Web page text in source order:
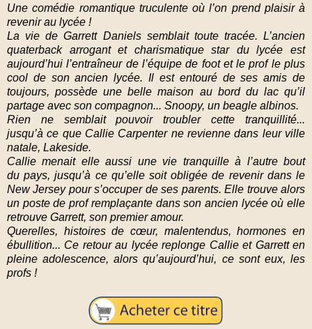
Une comédie romantique truculente où l’on prend plaisir à
revenir au lycée !
La vie de Garrett Daniels semblait toute tracée. L’ancien
quaterback arrogant et charismatique star du lycée est
aujourd’huil’entraîneur de l’équipe de foot et le prof le plus
cool de sonancien lycée. Il est entouré de ses amis de
toujours, possèdeune belle maison au bord du lac qu’il
partage avec son compagnon... Snoopy, un beagle albinos.
Rien ne semblait pouvoir troubler cette tranquillité...
jusqu’àce que Callie Carpenter ne revienne dans leur ville
natale, Lakeside.
Callie menait elle aussi une vie tranquille à l’autre bout
dupays, jusqu’à ce qu’elle soit obligée de revenir dans le
NewJersey pour s’occuper de ses parents. Elle trouve alors
un postede prof remplaçante dans son ancien lycée où elle
retrouve Garrett, son premier amour.
Querelles, histoires de cœur, malentendus, hormones en
ébullition... Ce retour au lycée replonge Callie et Garrett en
pleineadolescence, alors qu’aujourd’hui, ce sont eux, les
profs !